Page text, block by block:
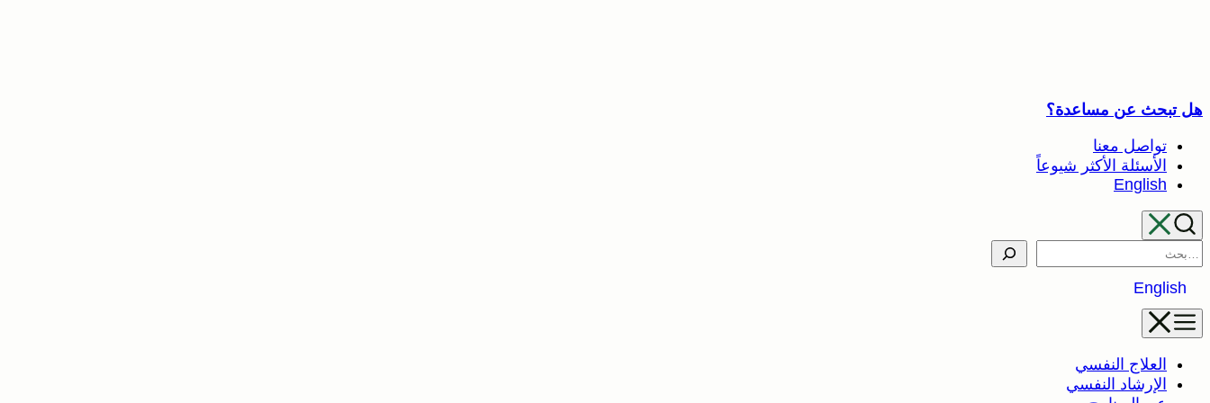
هل تبحث عن مساعدة؟
تواصل معنا
الأسئلة الأكثر شيوعاً
English
Search
English
العلاج النفسي
الإرشاد النفسي